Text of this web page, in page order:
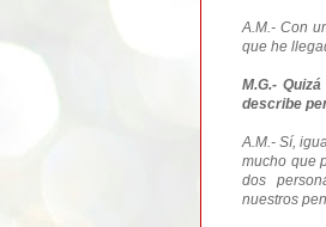
A.M.- Con
que he
M.G.-
describe
A.M.- Sí,
mucho que
dos
nuestros